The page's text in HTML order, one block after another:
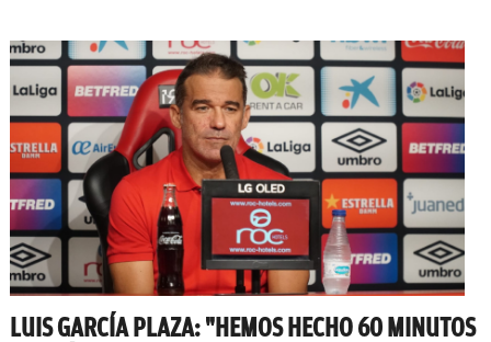
LUIS GARCÍA PLAZA: "HEMOS HECHO 60 MINUTOS